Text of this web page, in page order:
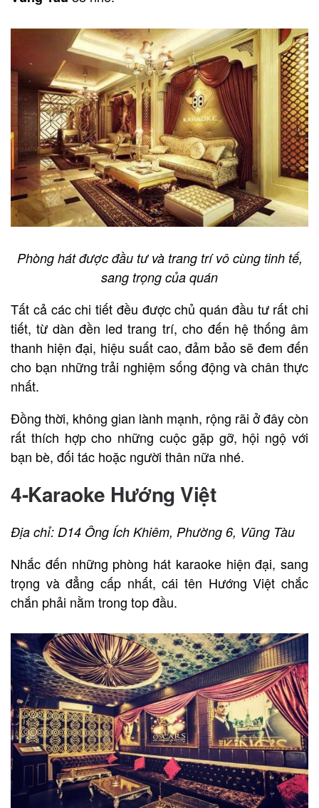
Phòng hát được đầu tư và trang trí vô cùng tinh tế,
sang trọng của quán
Tất cả các chi tiết đều được chủ quán đầu tư rất chi
tiết, từ dàn đền led trang trí, cho đến hệ thống âm
thanh hiện đại, hiệu suất cao, đảm bảo sẽ đem đến
cho bạn những trải nghiệm sống động và chân thực
nhất.
Đồng thời, không gian lành mạnh, rộng rãi ở đây còn
rất thích hợp cho những cuộc gặp gỡ, hội ngộ với
bạn bè, đối tác hoặc người thân nữa nhé.
4-Karaoke Hướng Việt
Địa chỉ: D14 Ông Ích Khiêm, Phường 6, Vũng Tàu
Nhắc đến những phòng hát karaoke hiện đại, sang
trọng và đẳng cấp nhất, cái tên Hướng Việt chắc
chắn phải nằm trong top đầu.